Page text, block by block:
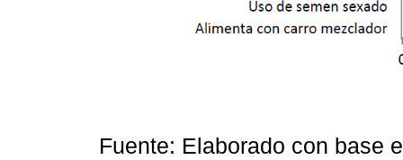
Fuente: Elaborado con base